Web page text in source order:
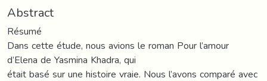
Abstract
Résumé
Dans cette étude, nous avions le roman Pour l’amour
d’Elena de Yasmina Khadra, qui
était basé sur une histoire vraie. Nous l’avons comparé avec